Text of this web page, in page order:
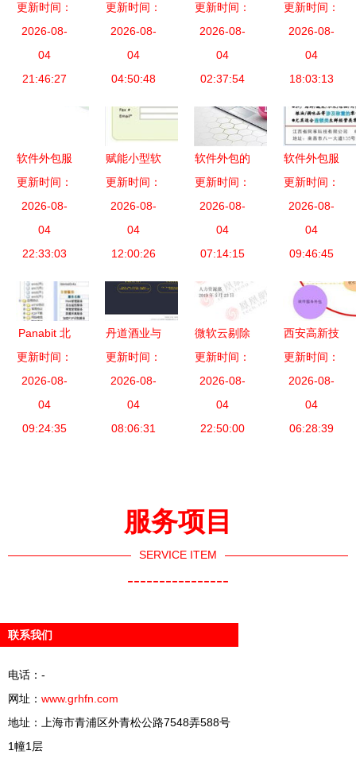
理软件定制
开发与外包
服务的核心
优势解析
更新时间：
2026-08-
04
21:46:27
快递行业软
件开发外包
提升竞争力
更新时间：
2026-08-
04
04:50:48
300亿元 嘉
兴企业智能
化改造背后
的软件外包
更新时间：
2026-08-
04
02:37:54
软件及信息
服务外包项
目商业计划
书
更新时间：
2026-08-
04
18:03:13
软件外包服
务为何逐渐
失效 从CIO
视角看产业
变革
更新时间：
2026-08-
04
22:33:03
赋能小型软
件外包公司
高效在线协
同工具指南
更新时间：
2026-08-
04
12:00:26
软件外包的
交付标准
确保项目成
功的关键准
则
更新时间：
2026-08-
04
07:14:15
软件外包服
务 赋能海
鲜水产与蔬
菜水果连锁
行业的数字
更新时间：
2026-08-
04
09:46:45
Panabit 北
京派网软件
产品与服务
中的专业软
件外包解决
更新时间：
2026-08-
04
09:24:35
丹道酒业与
硅峰网络
信息化赋能
传统企业，
开拓全球市
更新时间：
2026-08-
04
08:06:31
微软云剔除
华为产品引
发行业震
动，多事件
折射全球科
更新时间：
2026-08-
04
22:50:00
西安高新技
术产业开发
区门户网站
软件外包服
务介绍与优
更新时间：
2026-08-
04
06:28:39
服务项目
SERVICE ITEM
----------------
联系我们
电话：-
网址： www.grhfn.com
地址：上海市青浦区外青松公路7548弄588号
1幢1层